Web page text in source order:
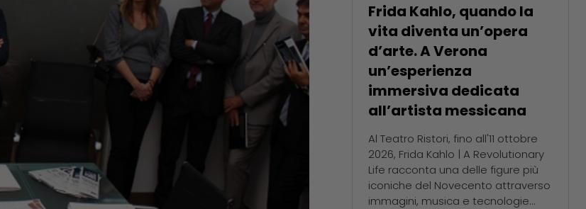
Frida Kahlo, quando la
vita diventa un’opera
d’arte. A Verona
un’esperienza
immersiva dedicata
all’artista messicana
Al Teatro Ristori, fino all'11 ottobre
2026, Frida Kahlo | A Revolutionary
Life racconta una delle figure più
iconiche del Novecento attraverso
immagini, musica e tecnologie...